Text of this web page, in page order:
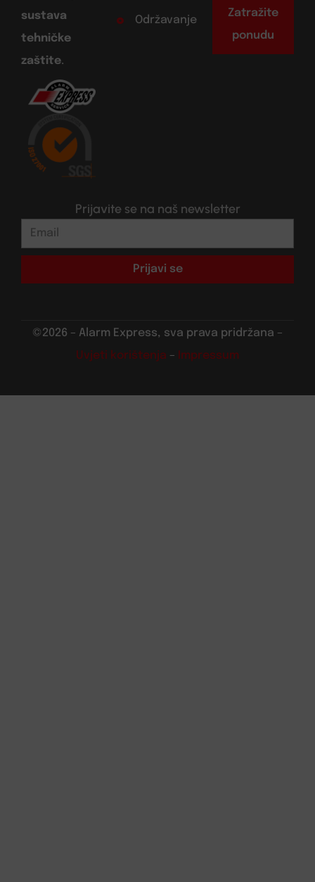
sustava
tehničke
zaštite.
Održavanje
Zatražite
ponudu
Prijavite se na naš newsletter
Prijavi se
©2026 – Alarm Express, sva prava pridržana –
Uvjeti korištenja – Impressum